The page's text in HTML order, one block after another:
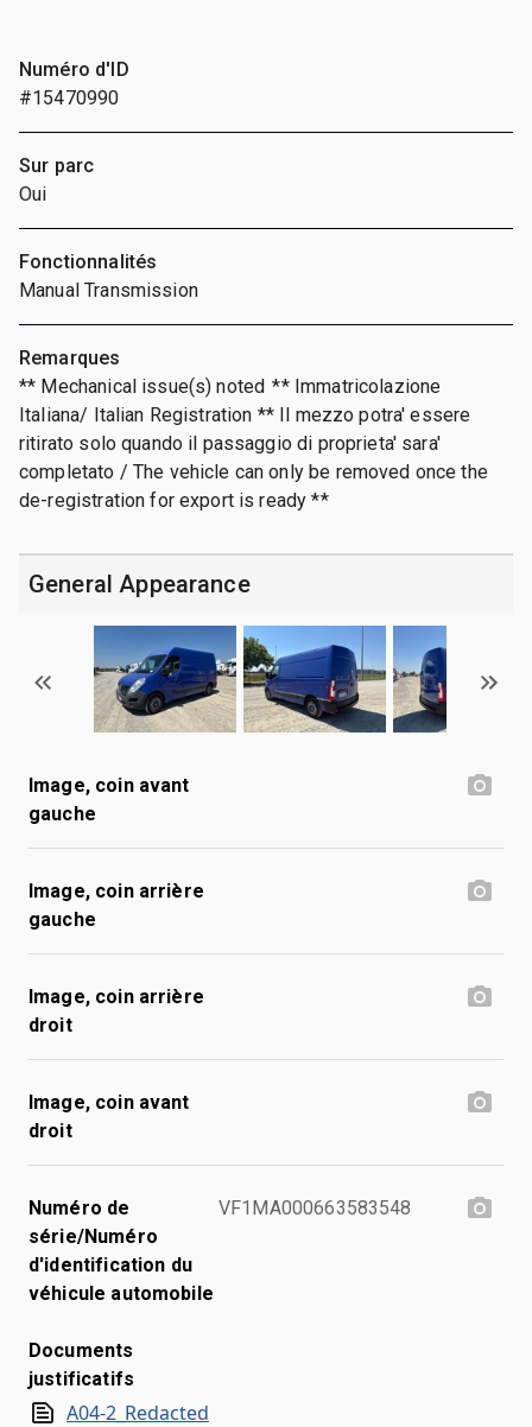
Numéro d'ID
#15470990
Sur parc
Oui
Fonctionnalités
Manual Transmission
Remarques
** Mechanical issue(s) noted ** Immatricolazione
Italiana/ Italian Registration ** Il mezzo potra' essere
ritirato solo quando il passaggio di proprieta' sara'
completato / The vehicle can only be removed once the
de-registration for export is ready **
General Appearance
Image, coin avant
gauche
Image, coin arrière
gauche
Image, coin arrière
droit
Image, coin avant
droit
Numéro de
série/Numéro
d'identification du
véhicule automobile
VF1MA000663583548
Documents
justificatifs
A04-2_Redacted